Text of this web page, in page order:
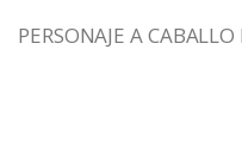
PERSONAJE A